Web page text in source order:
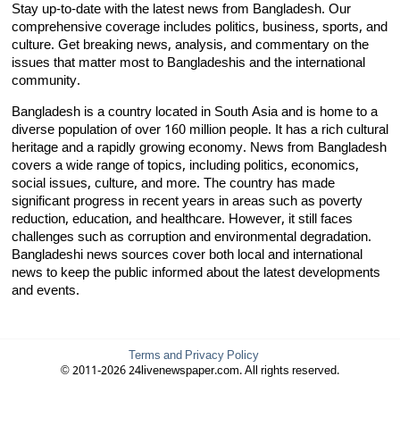
Stay up-to-date with the latest news from Bangladesh. Our
comprehensive coverage includes politics, business, sports, and
culture. Get breaking news, analysis, and commentary on the
issues that matter most to Bangladeshis and the international
community.
Bangladesh is a country located in South Asia and is home to a
diverse population of over 160 million people. It has a rich cultural
heritage and a rapidly growing economy. News from Bangladesh
covers a wide range of topics, including politics, economics,
social issues, culture, and more. The country has made
significant progress in recent years in areas such as poverty
reduction, education, and healthcare. However, it still faces
challenges such as corruption and environmental degradation.
Bangladeshi news sources cover both local and international
news to keep the public informed about the latest developments
and events.
Terms and Privacy Policy
© 2011-2026 24livenewspaper.com. All rights reserved.